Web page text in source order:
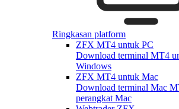
Ringkasan platform
ZFX MT4 untuk PC
Download terminal MT4
Windows
ZFX MT4 untuk Mac
Download terminal Mac
perangkat Mac